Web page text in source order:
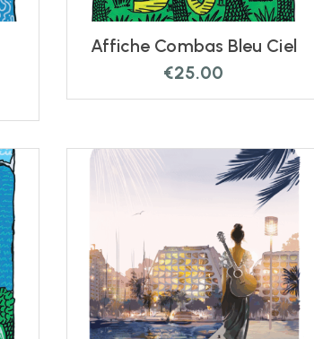
Affiche Combas Bleu Ciel
€25.00